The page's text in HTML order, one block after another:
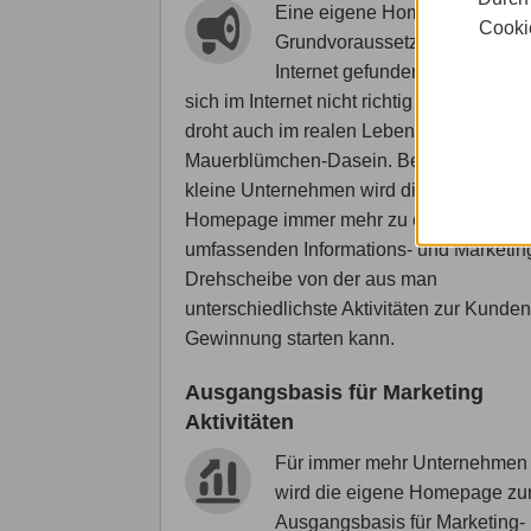
Eine eigene Homepage ist
Grundvoraussetzung, um im
Internet gefunden zu werden.
sich im Internet nicht richtig darstellt, dem
droht auch im realen Leben ein
Mauerblümchen-Dasein. Besonders für
kleine Unternehmen wird die eigene
Homepage immer mehr zu einer
umfassenden Informations- und
Drehscheibe von der aus man
unterschiedlichste Aktivitäten zur
Gewinnung starten kann.
Ausgangsbasis für Marketing
Aktivitäten
Für immer mehr Unternehmen
wird die eigene Homepage
Ausgangsbasis für Marketing-